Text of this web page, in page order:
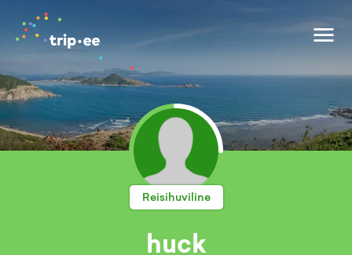
Reisihuviline
huck